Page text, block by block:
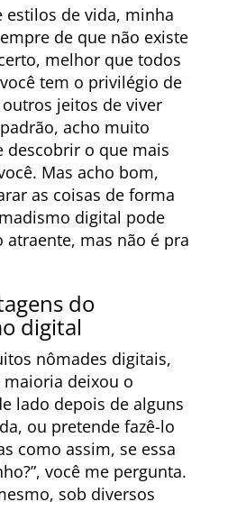
estilos de vida, minha
de que não existe
melhor que todos
tem o privilégio de
jeitos de viver
acho muito
descobrir o que mais
Mas acho bom,
as coisas de forma
digital pode
atraente, mas não é pra
do
digital
nômades digitais,
maioria deixou o
lado depois de alguns
ou pretende fazê-lo
como assim, se essa
você me pergunta.
sob diversos